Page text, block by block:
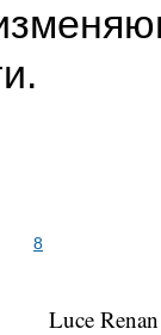
8
Luce Renan